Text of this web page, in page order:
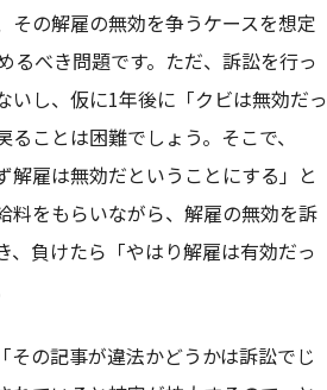
その解雇の無効を争うケースを想定
るべき問題です。ただ、訴訟を行っ
いし、仮に1年後に「クビは無効だっ
ことは困難でしょう。そこで、
解雇は無効だということにする」と
料をもらいながら、解雇の無効を訴
負けたら「やはり解雇は有効だっ
の記事が違法かどうかは訴訟でじ